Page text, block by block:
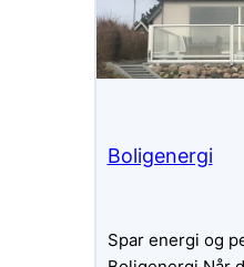
Boligenergi
Spar energi og